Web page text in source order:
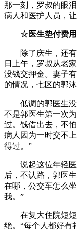
那一刻，罗叔的眼
病人和医护人员，
☆医生垫付费
除了庆生，还有
日上午，罗叔从老
没钱交押金。妻子
的情况，七区的郭
低调的郭医生没
不是郭医生第一次
过。钱借出去，不
病人因为一时交不
得过。”
说起这位年轻医
后，不认路，郭医
在哪，公交车怎么
我。”
在复大住院短短
绝。“每个人都好有